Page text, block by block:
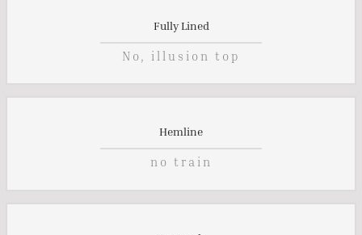
Fully Lined
No, illusion top
Hemline
no train